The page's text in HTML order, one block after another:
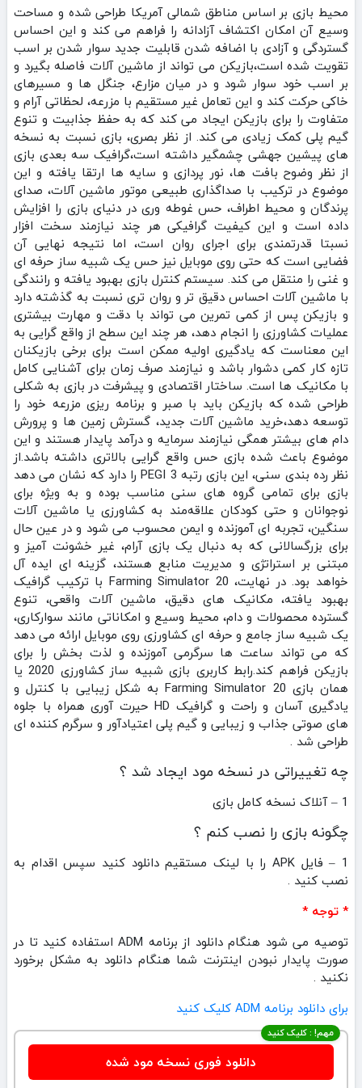
محیط بازی بر اساس مناطق شمالی آمریکا طراحی شده و مساحت
وسیع آن امکان اکتشاف آزادانه را فراهم می‌ کند و این احساس
گستردگی و آزادی با اضافه شدن قابلیت جدید سوار شدن بر اسب
تقویت شده است،بازیکن می‌ تواند از ماشین‌ آلات فاصله بگیرد و
بر اسب خود سوار شود و در میان مزارع، جنگل‌ ها و مسیرهای
خاکی حرکت کند و این تعامل غیر مستقیم با مزرعه، لحظاتی آرام و
متفاوت را برای بازیکن ایجاد می‌ کند که به حفظ جذابیت و تنوع
گیم‌ پلی کمک زیادی می‌ کند. از نظر بصری، بازی نسبت به نسخه‌
های پیشین جهشی چشمگیر داشته است،گرافیک سه‌ بعدی بازی
از نظر وضوح بافت‌ ها، نور پردازی و سایه‌ ها ارتقا یافته و این
موضوع در ترکیب با صداگذاری طبیعی موتور ماشین‌ آلات، صدای
پرندگان و محیط اطراف، حس غوطه‌ وری در دنیای بازی را افزایش
داده است و این کیفیت گرافیکی هر چند نیازمند سخت‌ افزار
نسبتا قدرتمندی برای اجرای روان است، اما نتیجه نهایی آن
فضایی است که حتی روی موبایل نیز حس یک شبیه‌ ساز حرفه‌ ای
و غنی را منتقل می‌ کند. سیستم کنترل بازی بهبود یافته و رانندگی
با ماشین‌ آلات احساس دقیق‌ تر و روان‌ تری نسبت به گذشته دارد
و بازیکن پس از کمی تمرین می‌ تواند با دقت و مهارت بیشتری
عملیات کشاورزی را انجام دهد، هر چند این سطح از واقع‌ گرایی به
این معناست که یادگیری اولیه ممکن است برای برخی بازیکنان
تازه‌ کار کمی دشوار باشد و نیازمند صرف زمان برای آشنایی کامل
با مکانیک‌ ها است. ساختار اقتصادی و پیشرفت در بازی به شکلی
طراحی شده که بازیکن باید با صبر و برنامه‌ ریزی مزرعه خود را
توسعه دهد،خرید ماشین‌ آلات جدید، گسترش زمین‌ ها و پرورش
دام‌ های بیشتر همگی نیازمند سرمایه و درآمد پایدار هستند و این
موضوع باعث شده بازی حس واقع‌ گرایی بالاتری داشته باشد.از
نظر رده‌ بندی سنی، این بازی رتبه PEGI 3 را دارد که نشان می‌ دهد
بازی برای تمامی گروه‌ های سنی مناسب بوده و به‌ ویژه برای
نوجوانان و حتی کودکان علاقه‌مند به کشاورزی یا ماشین‌ آلات
سنگین، تجربه‌ ای آموزنده و ایمن محسوب می‌ شود و در عین حال
برای بزرگسالانی که به دنبال یک بازی آرام، غیر خشونت‌ آمیز و
مبتنی بر استراتژی و مدیریت منابع هستند، گزینه‌ ای ایده‌ آل
خواهد بود. در نهایت، Farming Simulator 20 با ترکیب گرافیک
بهبود یافته، مکانیک‌ های دقیق، ماشین‌ آلات واقعی، تنوع
گسترده محصولات و دام، محیط وسیع و امکاناتی مانند سوارکاری،
یک شبیه‌ ساز جامع و حرفه‌ ای کشاورزی روی موبایل ارائه می‌ دهد
که می‌ تواند ساعت‌ ها سرگرمی آموزنده و لذت‌ بخش را برای
بازیکن فراهم کند.رابط کاربری بازی شبیه ساز کشاورزی 2020 یا
همان بازی Farming Simulator 20 به شکل زیبایی با کنترل و
یادگیری آسان و راحت و گرافیک HD حیرت آوری همراه با جلوه
های صوتی جذاب و زیبایی و گیم پلی اعتیادآور و سرگرم کننده ای
طراحی شد .
چه تغییراتی در نسخه مود ایجاد شد ؟
1 – آنلاک نسخه کامل بازی
چگونه بازی را نصب کنم ؟
1 – فایل APK را با لینک مستقیم دانلود کنید سپس اقدام به
نصب کنید .
* توجه *
توصیه می شود هنگام دانلود از برنامه ADM استفاده کنید تا در
صورت پایدار نبودن اینترنت شما هنگام دانلود به مشکل برخورد
نکنید .
برای دانلود برنامه ADM کلیک کنید
مهم! : کلیک کنید
دانلود فوری نسخه مود شده